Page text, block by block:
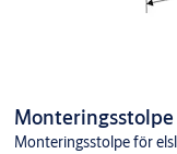
Monteringsstolpe
Monteringsstolpe för